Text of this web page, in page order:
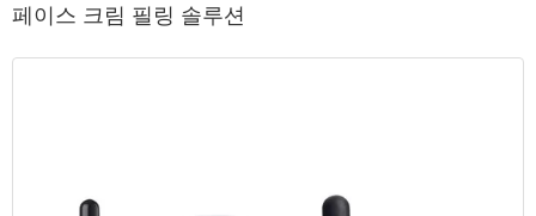
페이스 크림 필링 솔루션